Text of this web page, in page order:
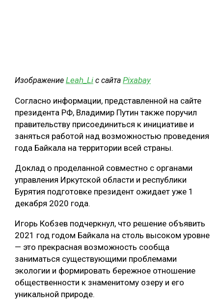
Изображение Leah_Li с сайта Pixabay
Согласно информации, представленной на сайте
президента РФ, Владимир Путин также поручил
правительству присоединиться к инициативе и
заняться работой над возможностью проведения
года Байкала на территории всей страны.
Доклад о проделанной совместно с органами
управления Иркутской области и республики
Бурятия подготовке президент ожидает уже 1
декабря 2020 года.
Игорь Кобзев подчеркнул, что решение объявить
2021 год годом Байкала на столь высоком уровне
— это прекрасная возможность сообща
заниматься существующими проблемами
экологии и формировать бережное отношение
общественности к знаменитому озеру и его
уникальной природе.